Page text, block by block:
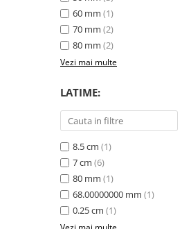
Instalatii de Craciun
Lumanari si candele
Cosuri de gunoi
Maturi, Mopuri si galeti
Prosoape de hartie si servetele
Servetele umede
60 mm (1)
70 mm (2)
80 mm (2)
Vezi mai multe
LATIME:
8.5 cm (1)
7 cm (6)
80 mm (1)
68.00000000 mm (1)
0.25 cm (1)